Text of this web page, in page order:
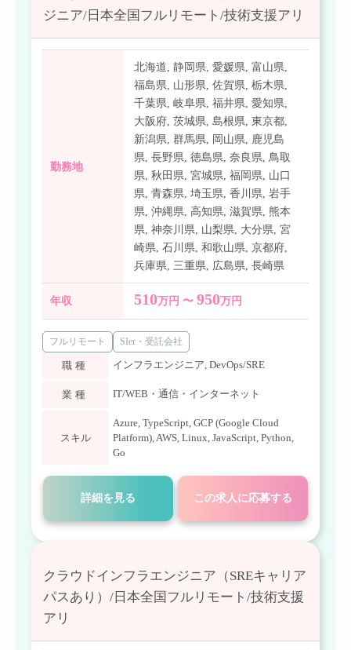
ジニア/日本全国フルリモート/技術支援アリ
勤務地
北海道,静岡県,愛媛県,富山県,
福島県, 山形県,佐賀県,栃木県,
千葉県,岐阜県,福井県,愛知県,
大阪府,茨城県,島根県,東京都,
新潟県,群馬県, 岡山県, 鹿児島
県,長野県,徳島県,奈良県,鳥取
県,秋田県,宮城県,福岡県, 山口
県,青森県,埼玉県,香川県,岩手
県,沖縄県, 高知県,滋賀県,熊本
県,神奈川県, 山梨県, 大分県,宮
崎県,石川県,和歌山県,京都府,
兵庫県,三重県, 広島県,長崎県
年収 510万円 〜950万円
フルリモート SIer・受託会社
職種 インフラエンジニア, DevOps/SRE
業種 IT/WEB・通信・インターネット
スキル
Azure, TypeScript, GCP (Google Cloud
Platform),AWS, Linux, JavaScript, Python,
Go
詳細を見る この求人に応募する
クラウドインフラエンジニア（SREキャリア
パスあり）/日本全国フルリモート/技術支援
アリ